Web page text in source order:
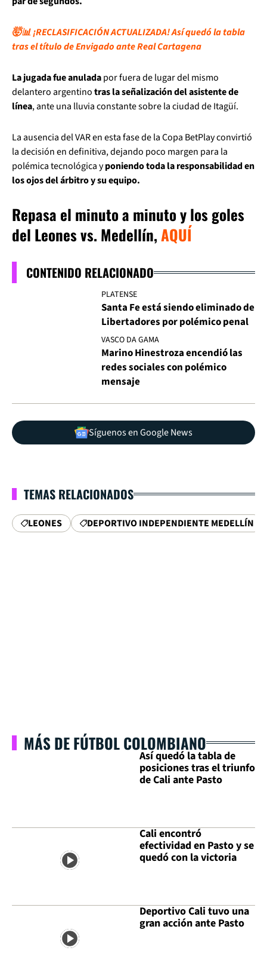
🤯📊 ¡RECLASIFICACIÓN ACTUALIZADA! Así quedó la tabla
tras el título de Envigado ante Real Cartagena
La jugada fue anuladapor fuera de lugar del mismo
delantero argentinotras la señalización del asistente de
línea, ante una lluvia constante sobre la ciudad de Itagüí.
La ausencia del VAR en esta fase de la Copa BetPlay convirtió
la decisión en definitiva, dejando poco margen para la
polémica tecnológica yponiendo toda la responsabilidad en
los ojos del árbitro y su equipo.
Repasa el minuto a minuto y los goles
del Leones vs. Medellín,AQUÍ
CONTENIDO RELACIONADO
PLATENSE
Santa Fe está siendo eliminado de
Libertadores por polémico penal
VASCO DA GAMA
Marino Hinestroza encendió las
redes sociales con polémico
mensaje
Síguenos en Google News
TEMAS RELACIONADOS
LEONES DEPORTIVO INDEPENDIENTE MEDELLÍN
MÁS DE FÚTBOL COLOMBIANO
Así quedó la tabla de
posiciones tras el triunfo
de Cali ante Pasto
Cali encontró
efectividad en Pasto y se
quedó con la victoria
Deportivo Cali tuvo una
gran acción ante Pasto